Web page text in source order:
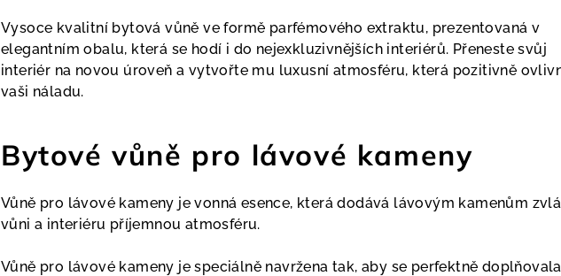
Vysoce kvalitní bytová vůně ve formě parfémového extraktu, prezentovaná v
elegantním obalu, která se hodí i do nejexkluzivnějších interiérů. Přeneste svůj
interiér na novou úroveň a vytvořte mu luxusní atmosféru, která pozitivně
vaši náladu.
Bytové vůně pro lávové kameny
Vůně pro lávové kameny je vonná esence, která dodává lávovým kamenům
vůni a interiéru příjemnou atmosféru.
Vůně pro lávové kameny je speciálně navržena tak, aby se perfektně